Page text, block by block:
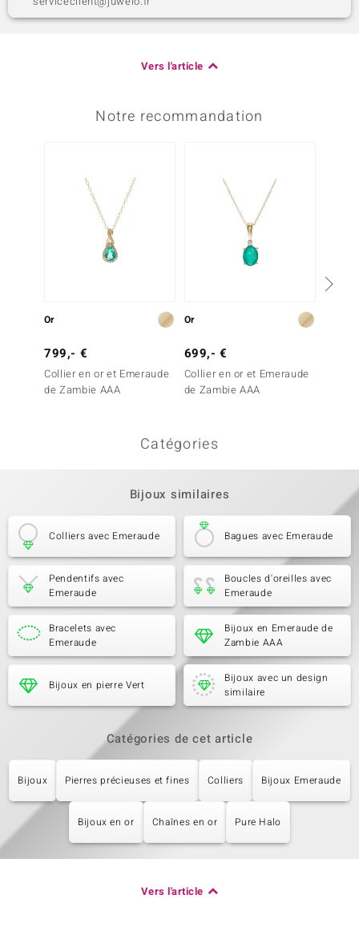
Vers l'article
Notre recommandation
Or
799,- €
Collier en or et Emeraude
de Zambie AAA
Or
699,- €
Collier en or et Emeraude
de Zambie AAA
Catégories
Bijoux similaires
Colliers avec Emeraude Bagues avec Emeraude
Pendentifs avec
Emeraude
Boucles d'oreilles avec
Emeraude
Bracelets avec
Emeraude
Bijoux en Emeraude de
Zambie AAA
Bijoux en pierre Vert
Bijoux avec un design
similaire
Catégories de cet article
Bijoux Pierres précieuses et fines Colliers Bijoux Emeraude
Bijoux en or Chaînes en or Pure Halo
Vers l'article